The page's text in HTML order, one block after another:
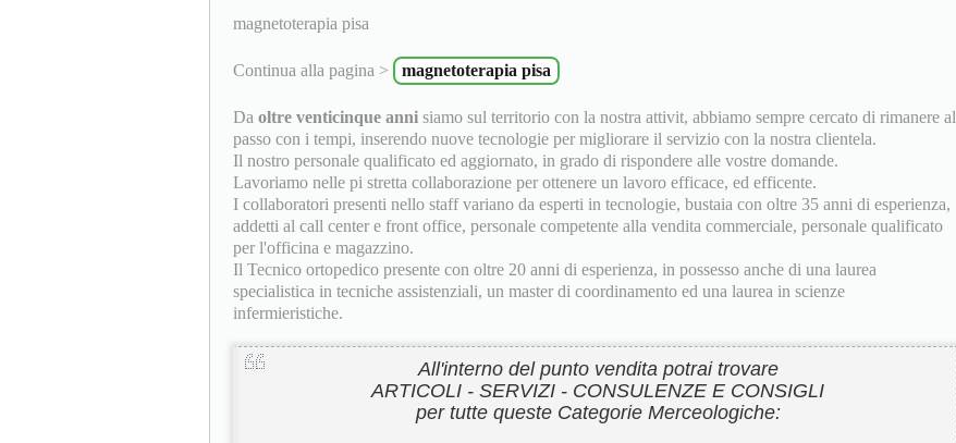
magnetoterapia pisa
Continua alla pagina > magnetoterapia pisa
Da oltre venticinque anni siamo sul territorio con la nostra attivit, abbiamo sempre cercato di rimanere al
passo con i tempi, inserendo nuove tecnologie per migliorare il servizio con la nostra clientela.
Il nostro personale qualificato ed aggiornato, in grado di rispondere alle vostre domande.
Lavoriamo nelle pi stretta collaborazione per ottenere un lavoro efficace, ed efficente.
I collaboratori presenti nello staff variano da esperti in tecnologie, bustaia con oltre 35 anni di esperienza,
addetti al call center e front office, personale competente alla vendita commerciale, personale qualificato
per l'officina e magazzino.
Il Tecnico ortopedico presente con oltre 20 anni di esperienza, in possesso anche di una laurea
specialistica in tecniche assistenziali, un master di coordinamento ed una laurea in scienze
infermieristiche.
All'interno del punto vendita potrai trovare
ARTICOLI - SERVIZI - CONSULENZE E CONSIGLI
per tutte queste Categorie Merceologiche: